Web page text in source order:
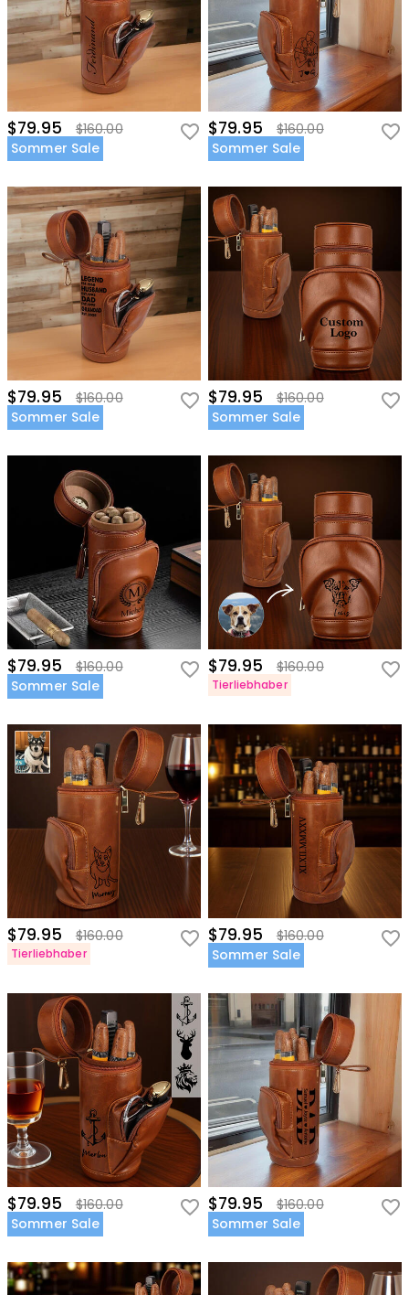
$79.95
$160.00
Sommer Sale
$79.95
$160.00
Sommer Sale
$79.95
$160.00
Sommer Sale
$79.95
$160.00
Sommer Sale
$79.95
$160.00
Sommer Sale
$79.95 $160.00
Tierliebhaber
$79.95 $160.00
Tierliebhaber
$79.95
$160.00
Sommer Sale
$79.95
$160.00
Sommer Sale
$79.95
$160.00
Sommer Sale